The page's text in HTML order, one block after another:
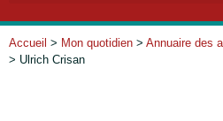
Accueil > Mon quotidien > Annuaire des
> Ulrich Crisan